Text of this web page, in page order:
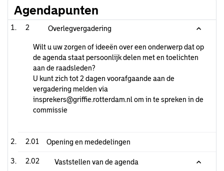
Agendapunten
2 Overlegvergadering
Wilt u uw zorgen of ideeën over een onderwerp dat op
de agenda staat persoonlijk delen met en toelichten
aan de raadsleden?
U kunt zich tot 2 dagen voorafgaande aan de
vergadering melden via
insprekers@griffie.rotterdam.nl om in te spreken in de
commissie
2.01 Opening en mededelingen
2.02 Vaststellen van de agenda